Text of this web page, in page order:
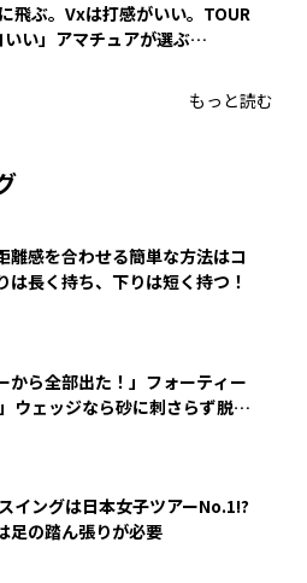
に飛ぶ。Vxは打感がいい。TOUR
い」アマチュアが選ぶ
もっと読む
離感を合わせる簡単な方法はコ
長く持ち、下りは短く持つ！
から全部出た！」フォーティー
ウェッジなら砂に刺さらず脱出
イングは日本女子ツアーNo.1!?
足の踏ん張りが必要